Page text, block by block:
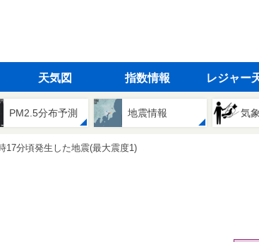
天気図 指数情報 レジャー
PM2.5分布予測 地震情報 気
17分頃発生した地震(最大震度1)